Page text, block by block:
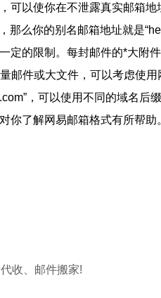
可以使你在不泄露真实邮箱
那么你的别名邮箱地址就是
定的限制。每封邮件的*大附
邮件或大文件，可以考虑使用
，可以使用不同的域名后
你了解网易邮箱格式有所帮助
收、邮件搬家!